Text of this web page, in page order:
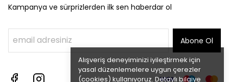
Alışveriş deneyiminizi iyileştirmek için
yasal düzenlemelere uygun çerezler
(cookies) kullanıyoruz. Detaylı bilgiye
Kampanya ve sürprizlerden ilk sen haberdar ol
Abone Ol